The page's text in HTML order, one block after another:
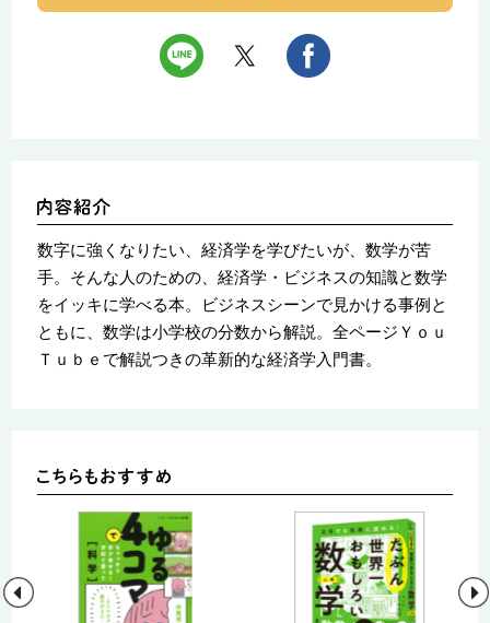
数字に強くなりたい、経済学を学びたいが、数学が苦
手。そんな人のための、経済学・ビジネスの知識と数学
をイッキに学べる本。ビジネスシーンで見かける事例と
ともに、数学は小学校の分数から解説。全ページＹｏｕ
Ｔｕｂｅで解説つきの革新的な経済学入門書。